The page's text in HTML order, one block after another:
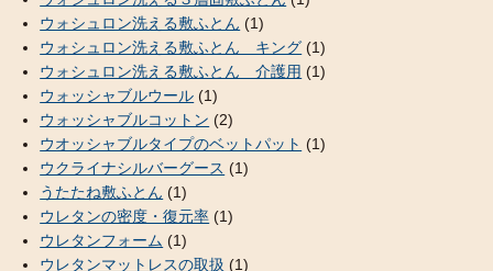
ウォシュロン洗える敷ふとん (1)
ウォシュロン洗える敷ふとん キング (1)
ウォシュロン洗える敷ふとん 介護用 (1)
ウォッシャブルウール (1)
ウォッシャブルコットン (2)
ウオッシャブルタイプのベットパット (1)
ウクライナシルバーグース (1)
うたたね敷ふとん (1)
ウレタンの密度・復元率 (1)
ウレタンフォーム (1)
ウレタンマットレスの取扱 (1)